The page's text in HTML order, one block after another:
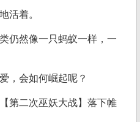
活着。
仍然像一只蚂蚁一样，一
，会如何崛起呢？
第二次巫妖大战】落下帷